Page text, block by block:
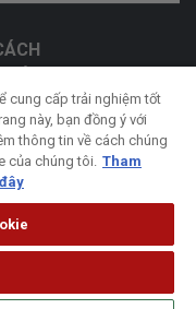
sách bảo
Nhân thọ Generali
cung cấp trải nghiệm tốt
này, bạn đồng ý với
thông tin về cách chúng
của chúng tôi. Tham